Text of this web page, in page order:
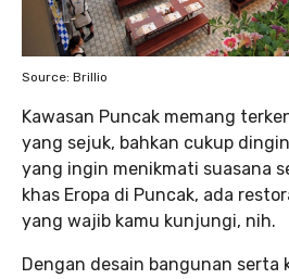
Source: Brillio
Kawasan Puncak memang
yang sejuk, bahkan cukup
yang ingin menikmati suasana
khas Eropa di Puncak, ada
yang wajib kamu kunjungi, nih.
Dengan desain bangunan serta